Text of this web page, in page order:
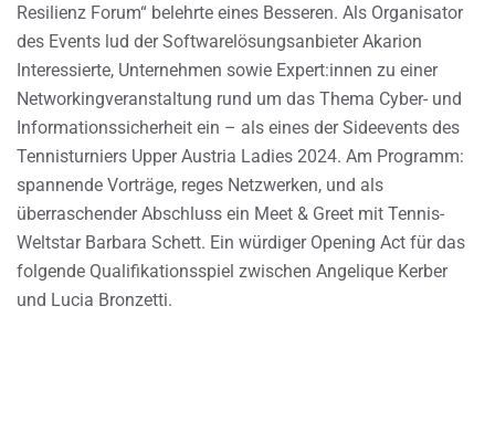
Resilienz Forum“ belehrte eines Besseren. Als Organisator
des Events lud der Softwarelösungsanbieter Akarion
Interessierte, Unternehmen sowie Expert:innen zu einer
Networkingveranstaltung rund um das Thema Cyber- und
Informationssicherheit ein – als eines der Sideevents des
Tennisturniers Upper Austria Ladies 2024. Am Programm:
spannende Vorträge, reges Netzwerken, und als
überraschender Abschluss ein Meet & Greet mit Tennis-
Weltstar Barbara Schett. Ein würdiger Opening Act für das
folgende Qualifikationsspiel zwischen Angelique Kerber
und Lucia Bronzetti.